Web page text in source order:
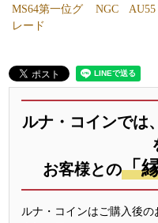
MS64第一位グ
レード
NGC AU55
ルナ・コインでは、
お客様との「
ルナ・コインはご購入後